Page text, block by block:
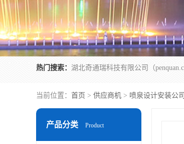
热门搜索：
当前位置： 首页 > 供应商机 > 喷泉设计安装公司
产品分类 Product